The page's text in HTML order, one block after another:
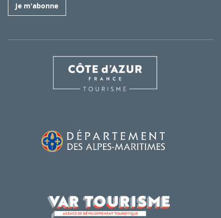
Je m'abonne